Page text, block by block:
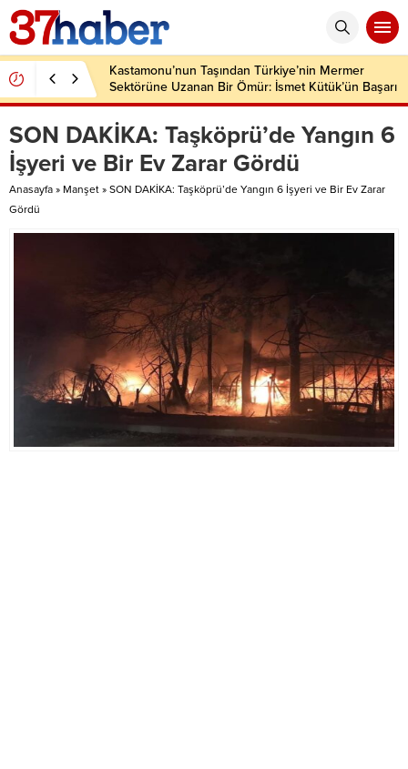
Kastamonu’nun Taşından Türkiye’nin Mermer
Sektörüne Uzanan Bir Ömür: İsmet Kütük’ün Başarı
Hikâyesi
SON DAKİKA: Taşköprü’de Yangın 6
İşyeri ve Bir Ev Zarar Gördü
Anasayfa » Manşet » SON DAKİKA: Taşköprü’de Yangın 6 İşyeri ve Bir Ev Zarar
Gördü